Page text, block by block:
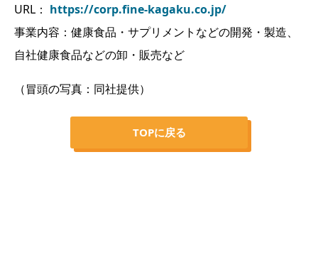
URL： https://corp.fine-kagaku.co.jp/
事業内容：健康食品・サプリメントなどの開発・製造、
自社健康食品などの卸・販売など
（冒頭の写真：同社提供）
TOPに戻る